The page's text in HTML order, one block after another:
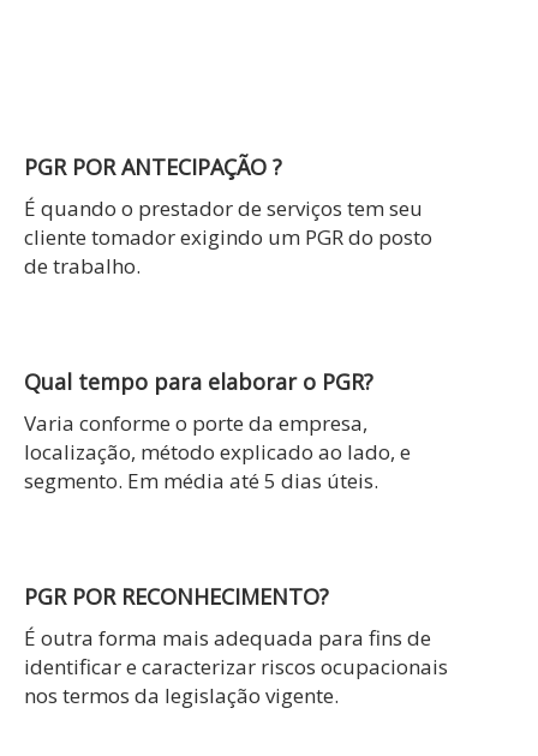
PGR POR ANTECIPAÇÃO ?
É quando o prestador de serviços tem seu
cliente tomador exigindo um PGR do posto
de trabalho.
Qual tempo para elaborar o PGR?
Varia conforme o porte da empresa,
localização, método explicado ao lado, e
segmento. Em média até 5 dias úteis.
PGR POR RECONHECIMENTO?
É outra forma mais adequada para fins de
identificar e caracterizar riscos ocupacionais
nos termos da legislação vigente.